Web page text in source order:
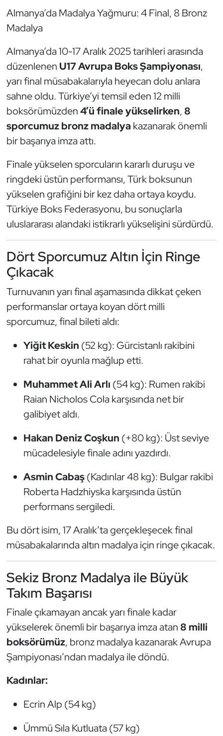
Almanya’da Madalya Yağmuru: 4 Final, 8 Bronz
Madalya
Almanya’da 10-17 Aralık 2025 tarihleri arasında
düzenlenen U17 Avrupa Boks Şampiyonası,
yarı final müsabakalarıyla heyecan dolu anlara
sahne oldu. Türkiye’yi temsil eden 12 milli
boksörümüzden4’ü finale yükselirken, 8
sporcumuz bronz madalyakazanarak önemli
bir başarıya imza attı.
Finale yükselen sporcuların kararlı duruşu ve
ringdeki üstün performansı, Türk boksunun
yükselen grafiğini bir kez daha ortaya koydu.
Türkiye Boks Federasyonu, bu sonuçlarla
uluslararası alandaki istikrarlı yükselişini sürdürdü.
Dört Sporcumuz Altın İçin Ringe
Çıkacak
Turnuvanın yarı final aşamasında dikkat çeken
performanslar ortaya koyan dört milli
sporcumuz, final bileti aldı:
Yiğit Keskin (52 kg): Gürcistanlı rakibini
rahat bir oyunla mağlup etti.
Muhammet Ali Arlı (54 kg): Rumen rakibi
Raian Nicholos Cola karşısında net bir
galibiyet aldı.
Hakan Deniz Coşkun (+80 kg): Üst seviye
mücadelesiyle finale adını yazdırdı.
Asmin Cabaş(Kadınlar 48 kg): Bulgar rakibi
Roberta Hadzhiyska karşısında üstün
performans sergiledi.
Bu dört isim, 17 Aralık’ta gerçekleşecek final
müsabakalarında altın madalya için ringe çıkacak.
Sekiz Bronz Madalya ile Büyük
Takım Başarısı
Finale çıkamayan ancak yarı finale kadar
yükselerek önemli bir başarıya imza atan 8 milli
boksörümüz, bronz madalya kazanarak Avrupa
Şampiyonası’ndan madalya ile döndü.
Kadınlar:
Ecrin Alp (54 kg)
Ümmü Sıla Kutluata (57 kg)
E-Spor
Eskrim
Futbol
Futsal
Golf
Güreş
Halter
Hava Sporları
İşitme Engelli Sporcular
Judo ve Kuraş
Kano ve Rafting
Karate
Kempo
Kürek
Masa Tenisi
Modern Pentatlon
Motor Sporları
Muay Thai
Okçuluk
Optimist
Oryantiring
Özel Sporcular
Paralimpik
Ragbi
Satranç